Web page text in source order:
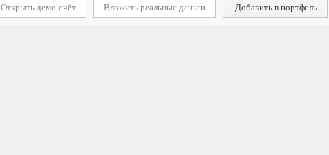
Открыть демо-счёт Вложить реальные деньги Добавить в портфель